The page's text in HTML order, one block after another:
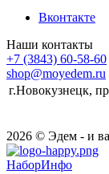
Вконтакте
Наши контакты
+7 (3843) 60-58-60
shop@moyedem.ru
г.Новокузнецк,
2026 © Эдем - и
НаборИнфо